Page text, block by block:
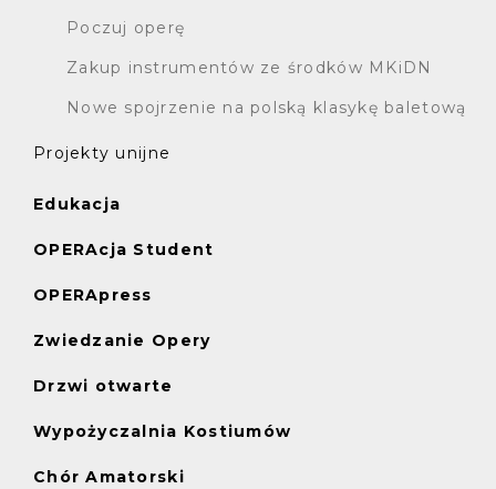
Poczuj operę
Zakup instrumentów ze środków MKiDN
Nowe spojrzenie na polską klasykę baletową
Projekty unijne
Edukacja
OPERAcja Student
OPERApress
Zwiedzanie Opery
Drzwi otwarte
Wypożyczalnia Kostiumów
Chór Amatorski